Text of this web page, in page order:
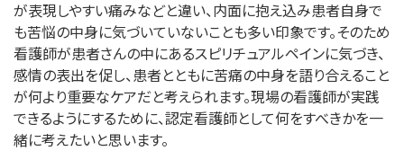
が表現しやすい痛みなどと違い、内面に抱え込み患者自身で
も苦悩の中身に気づいていないことも多い印象です。そのため
看護師が患者さんの中にあるスピリチュアルペインに気づき、
感情の表出を促し、患者とともに苦痛の中身を語り合えること
が何より重要なケアだと考えられます。現場の看護師が実践
できるようにするために、認定看護師として何をすべきかを一
緒に考えたいと思います。